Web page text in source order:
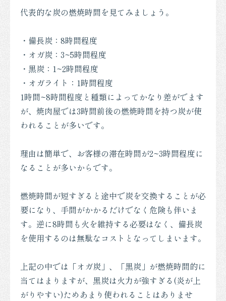
代表的な炭の燃焼時間を見てみましょう。
・備長炭：8時間程度
・オガ炭：3~5時間程度
・黒炭：1~2時間程度
・オガライト：1時間程度
1時間~8時間程度と種類によってかなり差がでます
が、焼肉屋では3時間前後の燃焼時間を持つ炭が使
われることが多いです。
理由は簡単で、お客様の滞在時間が2~3時間程度に
なることが多いからです。
燃焼時間が短すぎると途中で炭を交換することが必
要になり、手間がかかるだけでなく危険も伴いま
す。逆に8時間も火を維持する必要はなく、備長炭
を使用するのは無駄なコストとなってしまいます。
上記の中では「オガ炭」、「黒炭」が燃焼時間的に
当てはまりますが、黒炭は火力が強すぎる(炎が上
がりやすい)ためあまり使われることはありませ